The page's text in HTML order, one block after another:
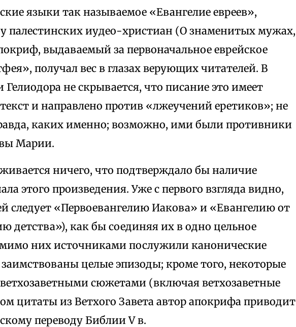
языки так называемое «Евангелие евреев»,
палестинских иудео-христиан (О знаменитых мужах,
выдаваемый за первоначальное еврейское
получал вес в глазах верующих читателей. В
не скрывается, что писание это имеет
и направлено против «лжеучений еретиков»; не
каких именно; возможно, ими были противники
Марии.
ничего, что подтверждало бы наличие
этого произведения. Уже с первого взгляда видно,
следует «Первоевангелию Иакова» и «Евангелию от
детства»), как бы соединяя их в одно цельное
них источниками послужили канонические
целые эпизоды; кроме того, некоторые
сюжетами (включая ветхозаветные
цитаты из Ветхого Завета автор апокрифа приводит
переводу Библии V в.